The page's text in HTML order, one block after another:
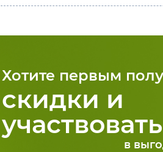
Хотите первым
скидки и
участвовать
в